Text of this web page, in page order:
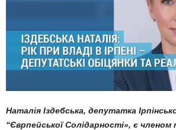
Наталія Іздебська, депутатка
“Єврпейської Солідарності», є членом